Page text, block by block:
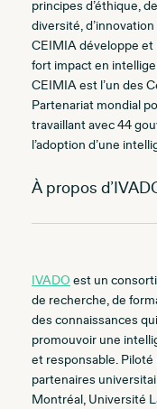
principes d’éthique,
diversité,
CEIMIA développe
fort impact en
CEIMIA est l’un des
Partenariat mondial
travaillant avec 44
l’adoption d’une
À propos
IVADO est un
de recherche, de
des connaissances
promouvoir une
et responsable. Piloté
partenaires
Montréal, Université